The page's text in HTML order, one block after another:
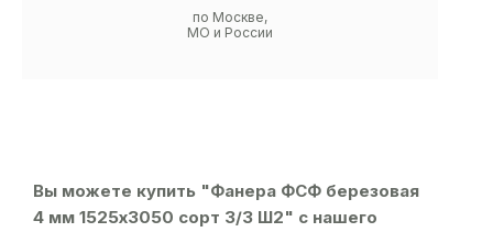
по Москве,
МО и России
Вы можете купить "Фанера ФСФ березовая
4 мм 1525х3050 сорт 3/3 Ш2" с нашего